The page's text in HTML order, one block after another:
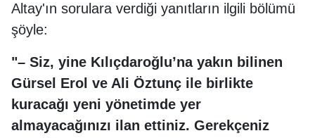
Altay'ın sorulara verdiği yanıtların ilgili bölümü
şöyle:
"– Siz, yine Kılıçdaroğlu’na yakın bilinen
Gürsel Erol ve Ali Öztunç ile birlikte
kuracağı yeni yönetimde yer
almayacağınızı ilan ettiniz. Gerekçeniz